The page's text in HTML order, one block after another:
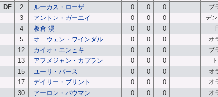
DF 2 ルーカス・ローザ 0 0 0 ブ
3 アントン・ガーエイ 0 0 0 デ
4 板倉 滉 0 0 0
5 オーウェン・ワインダル 0 0 0 オ
12 カイオ・エンヒキ 0 0 0 ブ
13 アフメジャン・カプラン 0 0 0
15 ユーリ・バース 0 0 0 オ
17 デイリー・ブリント 0 0 0 オ
30 アーロン・バウマン 0 0 0 オ